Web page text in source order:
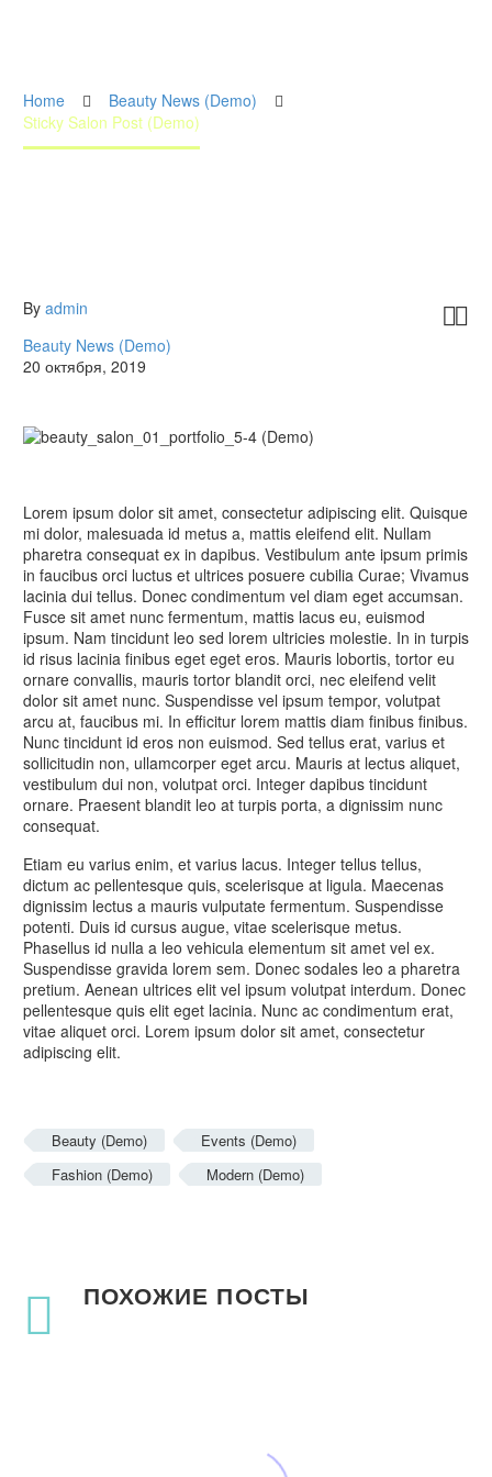
Home
Beauty News (Demo)
Sticky Salon Post (Demo)

By admin
Beauty News (Demo)
20 октября, 2019
Lorem ipsum dolor sit amet, consectetur adipiscing elit. Quisque
mi dolor, malesuada id metus a, mattis eleifend elit. Nullam
pharetra consequat ex in dapibus. Vestibulum ante ipsum primis
in faucibus orci luctus et ultrices posuere cubilia Curae; Vivamus
lacinia dui tellus. Donec condimentum vel diam eget accumsan.
Fusce sit amet nunc fermentum, mattis lacus eu, euismod
ipsum. Nam tincidunt leo sed lorem ultricies molestie. In in turpis
id risus lacinia finibus eget eget eros. Mauris lobortis, tortor eu
ornare convallis, mauris tortor blandit orci, nec eleifend velit
dolor sit amet nunc. Suspendisse vel ipsum tempor, volutpat
arcu at, faucibus mi. In efficitur lorem mattis diam finibus finibus.
Nunc tincidunt id eros non euismod. Sed tellus erat, varius et
sollicitudin non, ullamcorper eget arcu. Mauris at lectus aliquet,
vestibulum dui non, volutpat orci. Integer dapibus tincidunt
ornare. Praesent blandit leo at turpis porta, a dignissim nunc
consequat.
Etiam eu varius enim, et varius lacus. Integer tellus tellus,
dictum ac pellentesque quis, scelerisque at ligula. Maecenas
dignissim lectus a mauris vulputate fermentum. Suspendisse
potenti. Duis id cursus augue, vitae scelerisque metus.
Phasellus id nulla a leo vehicula elementum sit amet vel ex.
Suspendisse gravida lorem sem. Donec sodales leo a pharetra
pretium. Aenean ultrices elit vel ipsum volutpat interdum. Donec
pellentesque quis elit eget lacinia. Nunc ac condimentum erat,
vitae aliquet orci. Lorem ipsum dolor sit amet, consectetur
adipiscing elit.
Beauty (Demo)
Events (Demo)
Fashion (Demo)
Modern (Demo)
ПОХОЖИЕ ПОСТЫ